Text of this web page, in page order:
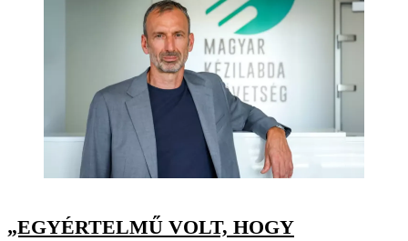
„EGYÉRTELMŰ VOLT, HOGY